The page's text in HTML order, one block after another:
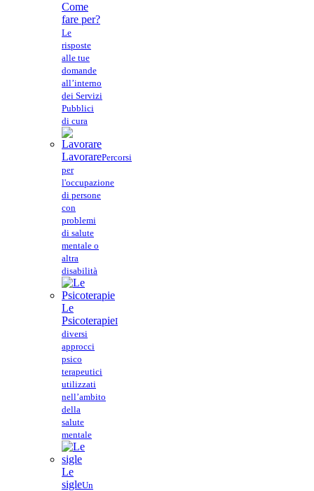
Come
fare per?
Le
risposte
alle tue
domande
all’interno
dei Servizi
Pubblici
di cura
LavorarePercorsi
per
l'occupazione
di persone
con
problemi
di salute
mentale o
altra
disabilità
Le
PsicoterapieI
diversi
approcci
psico
terapeutici
utilizzati
nell’ambito
della
salute
mentale
Le
sigleUn